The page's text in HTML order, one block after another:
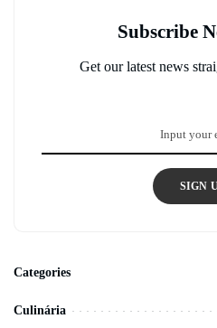
Subscribe
Get our latest news
SIGN
Categories
Culinária